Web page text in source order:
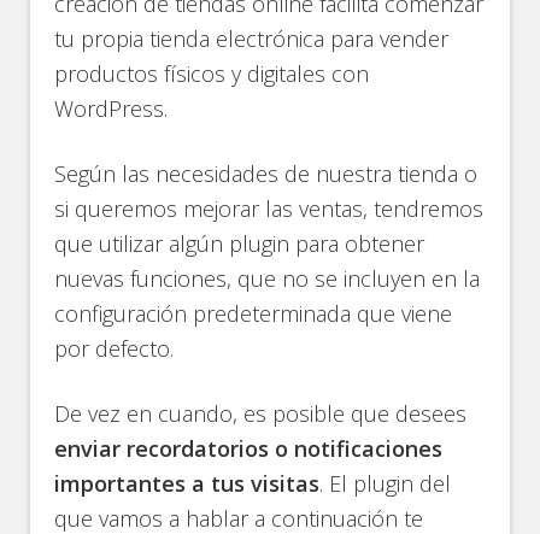
tu propia tienda electrónica para vender
productos físicos y digitales con
WordPress.
Según las necesidades de nuestra tienda o
si queremos mejorar las ventas, tendremos
que utilizar algún plugin para obtener
nuevas funciones, que no se incluyen en la
configuración predeterminada que viene
por defecto.
De vez en cuando, es posible que desees
enviar recordatorios o notificaciones
importantes a tus visitas. El plugin del
que vamos a hablar a continuación te